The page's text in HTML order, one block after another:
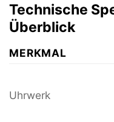
Technische
Überblick
MERKMAL
Uhrwerk